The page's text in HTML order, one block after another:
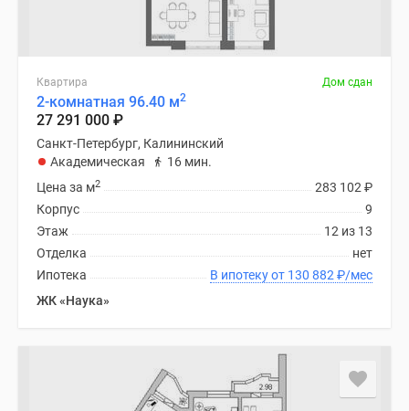
Квартира Дом сдан
2-комнатная 96.40 м2
27 291 000 ₽
Санкт-Петербург, Калининский
Академическая
16 мин.
283 102 ₽
Цена за м2
9
Корпус
12 из 13
Этаж
нет
Отделка
В ипотеку от 130 882 ₽/мес
Ипотека
ЖК «Наука»